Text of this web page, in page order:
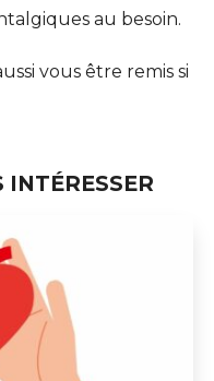
au besoin.
vous être remis si